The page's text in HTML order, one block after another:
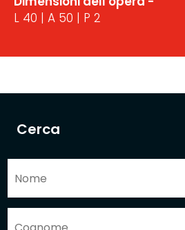
Cerca
L 40 | A 50 | P 2